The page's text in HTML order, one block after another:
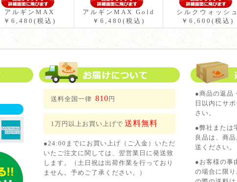
アルギンMAX
￥6,480 (税込)
アルギンMAX Gold
￥6,480 (税込)
シルクウォッシュ
￥6,600 (税込)